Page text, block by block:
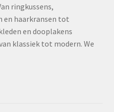
ringkussens,
en haarkransen tot
en dooplakens
klassiek tot modern. We